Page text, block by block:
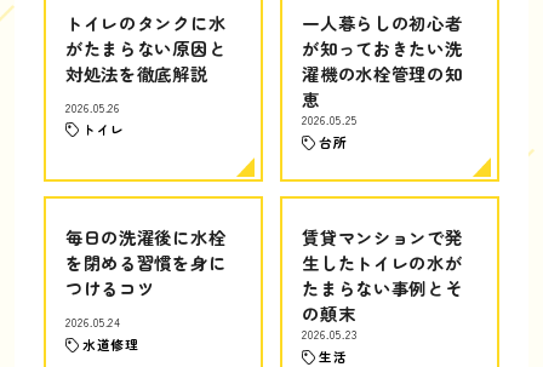
トイレのタンクに水
がたまらない原因と
対処法を徹底解説
2026.05.26
トイレ
一人暮らしの初心者
が知っておきたい洗
濯機の水栓管理の知
恵
2026.05.25
台所
毎日の洗濯後に水栓
を閉める習慣を身に
つけるコツ
2026.05.24
水道修理
賃貸マンションで発
生したトイレの水が
たまらない事例とそ
の顛末
2026.05.23
生活